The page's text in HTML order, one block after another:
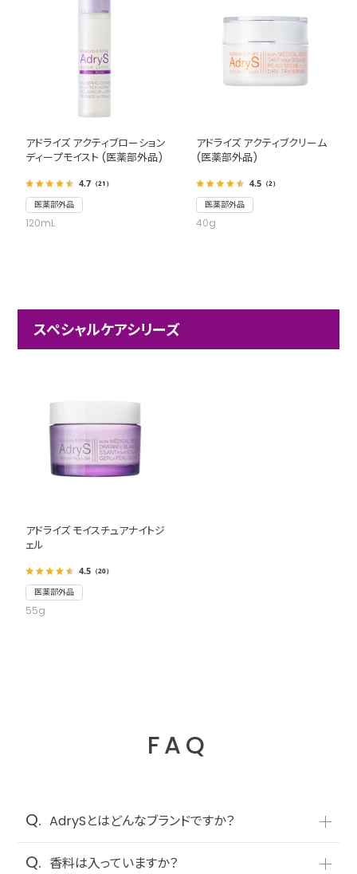
アドライズ アクティブローション
ディープモイスト (医薬部外品)
4.7 （21）
医薬部外品
120mL
アドライズ アクティブクリーム
(医薬部外品)
4.5 （2）
医薬部外品
40g
スペシャルケアシリーズ
アドライズ モイスチュアナイトジ
ェル
4.5 （20）
医薬部外品
55g
FAQ
AdrySとはどんなブランドですか？
香料は入っていますか？